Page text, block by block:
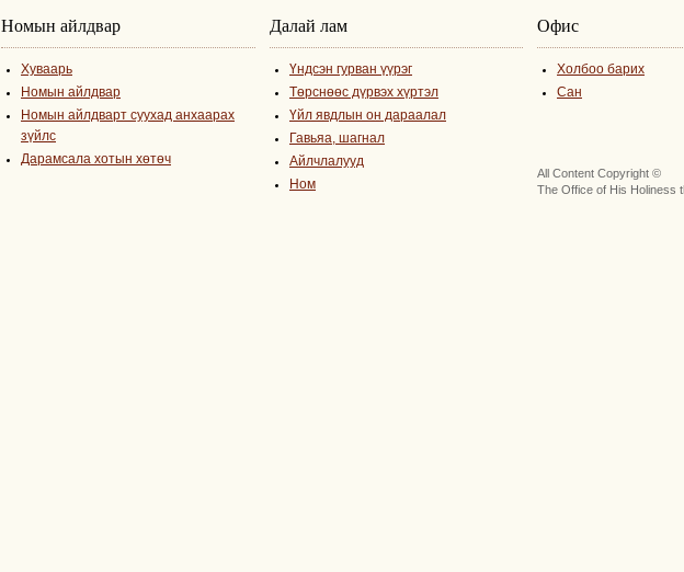
Номын айлдвар
Хуваарь
Номын айлдвар
Номын айлдварт суухад анхаарах
зүйлс
Дарамсала хотын хөтөч
Далай лам
Үндсэн гурван үүрэг
Төрснөөс дүрвэх хүртэл
Үйл явдлын он дараалал
Гавьяа, шагнал
Айлчлалууд
Ном
Офис
Холбоо барих
Сан
All Content Copyright ©
The Office of His Holiness